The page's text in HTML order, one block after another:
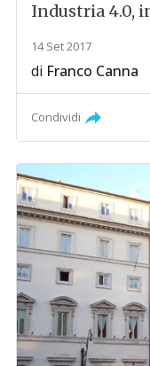
Industria 4.0,
14 Set 2017
di Franco Canna
Condividi